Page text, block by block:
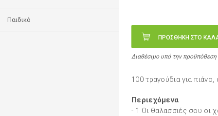
Παιδικό
ΠΡΟΣΘΗΚΗ ΣΤΟ
Διαθέσιμο υπό την
100 τραγούδια για πιάνο,
Περιεχόμενα
- 1 Οι θαλασσιές σου οι